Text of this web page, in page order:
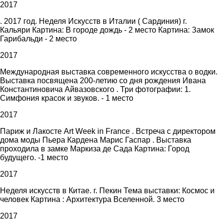
2017
. 2017 год. Неделя Искусств в Италии ( Сардиния) г.
Кальяри Картина: В городе дождь - 2 место Картина: Замок
Гарибальди - 2 место
2017
Международная выставка современного искусства о водки.
Выставка посвящена 200-летию со дня рождения Ивана
Константиновича Айвазовского . Три фотографии: 1.
Симфония красок и звуков. - 1 место
2017
Париж и Лакосте Art Week in France . Встреча с директором
дома моды Пьера Кардена Марис Гаспар . Выставка
проходила в замке Маркиза де Сада Картина: Город
будущего. -1 место
2017
Неделя искусств в Китае. г. Пекин Тема выставки: Космос и
человек Картина : Архитектура Вселенной. 3 место
2017